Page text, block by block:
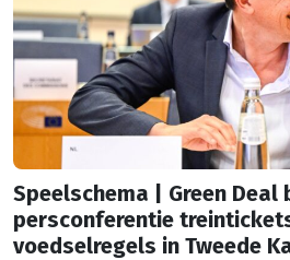
Speelschema | Green Deal
persconferentie
voedselregels in Tweede